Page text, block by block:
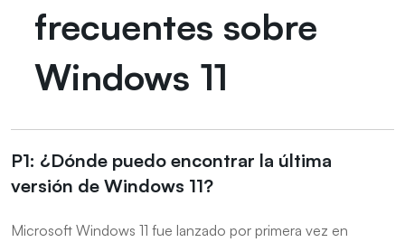
frecuentes sobre
Windows 11
P1: ¿Dónde puedo encontrar la última
versión de Windows 11?
Microsoft Windows 11 fue lanzado por primera vez en